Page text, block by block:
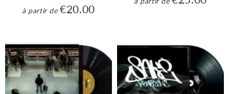
à partir dePrix
€20.00
Prix